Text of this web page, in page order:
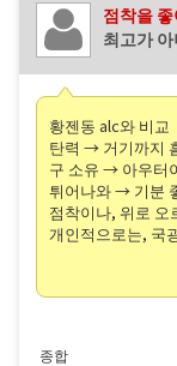
점착을
최고가
황젠동 alc와 비교
탄력 → 거기까지
구 소유 → 아우터
튀어나와 → 기분
점착이나, 위로 오
개인적으로는, 국
종합